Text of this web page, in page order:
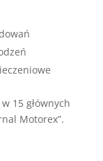
15 głównych
Motorex”.